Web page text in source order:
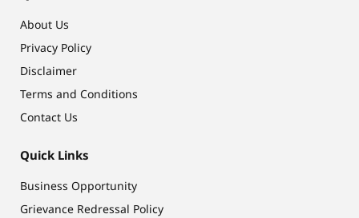
About Us
Privacy Policy
Disclaimer
Terms and Conditions
Contact Us
Quick Links
Business Opportunity
Grievance Redressal Policy